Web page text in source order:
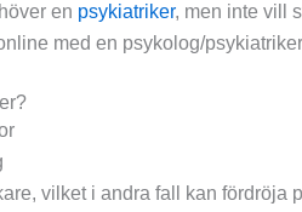
en psykiatriker, men inte vill
med en psykolog/
vilket i andra fall kan fördröja